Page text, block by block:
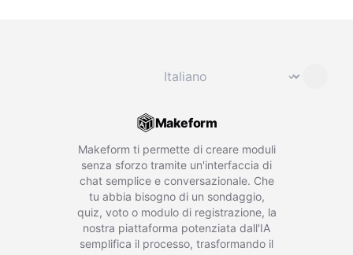
⌄
Makeform
Makeform ti permette di creare moduli
senza sforzo tramite un'interfaccia di
chat semplice e conversazionale. Che
tu abbia bisogno di un sondaggio,
quiz, voto o modulo di registrazione, la
nostra piattaforma potenziata dall'IA
semplifica il processo, trasformando il